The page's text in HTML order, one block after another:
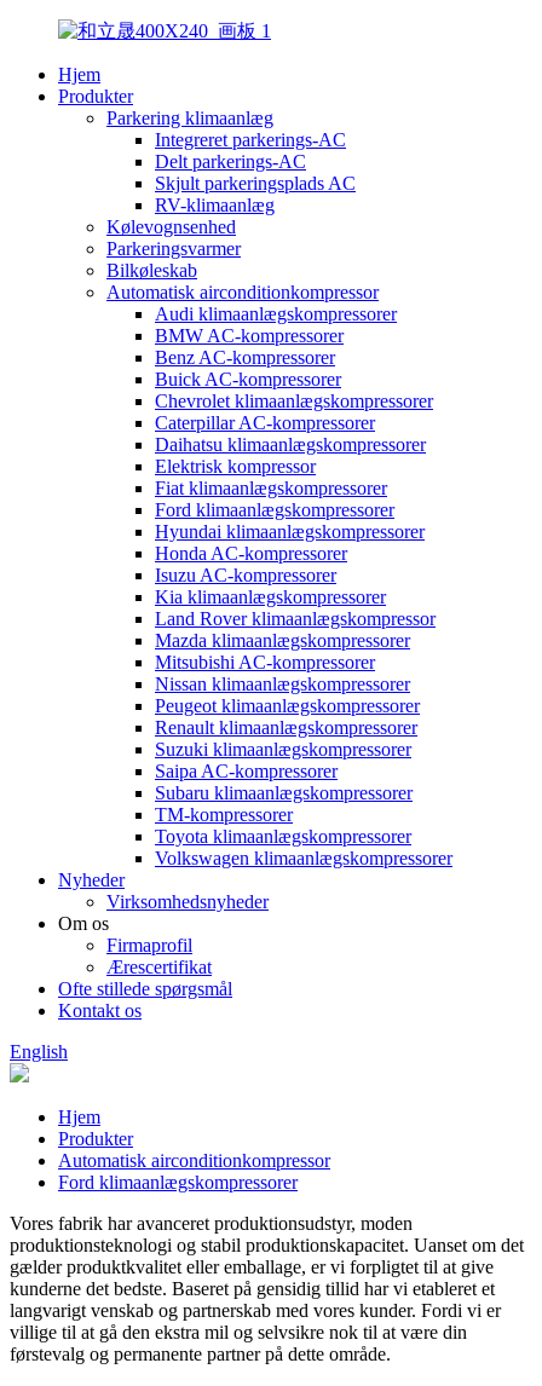
Hjem
Produkter
Parkering klimaanlæg
Integreret parkerings-AC
Delt parkerings-AC
Skjult parkeringsplads AC
RV-klimaanlæg
Kølevognsenhed
Parkeringsvarmer
Bilkøleskab
Automatisk airconditionkompressor
Audi klimaanlægskompressorer
BMW AC-kompressorer
Benz AC-kompressorer
Buick AC-kompressorer
Chevrolet klimaanlægskompressorer
Caterpillar AC-kompressorer
Daihatsu klimaanlægskompressorer
Elektrisk kompressor
Fiat klimaanlægskompressorer
Ford klimaanlægskompressorer
Hyundai klimaanlægskompressorer
Honda AC-kompressorer
Isuzu AC-kompressorer
Kia klimaanlægskompressorer
Land Rover klimaanlægskompressor
Mazda klimaanlægskompressorer
Mitsubishi AC-kompressorer
Nissan klimaanlægskompressorer
Peugeot klimaanlægskompressorer
Renault klimaanlægskompressorer
Suzuki klimaanlægskompressorer
Saipa AC-kompressorer
Subaru klimaanlægskompressorer
TM-kompressorer
Toyota klimaanlægskompressorer
Volkswagen klimaanlægskompressorer
Nyheder
Virksomhedsnyheder
Om os
Firmaprofil
Ærescertifikat
Ofte stillede spørgsmål
Kontakt os
English
Hjem
Produkter
Automatisk airconditionkompressor
Ford klimaanlægskompressorer
Vores fabrik har avanceret produktionsudstyr, moden
produktionsteknologi og stabil produktionskapacitet. Uanset om det
gælder produktkvalitet eller emballage, er vi forpligtet til at give
kunderne det bedste. Baseret på gensidig tillid har vi etableret et
langvarigt venskab og partnerskab med vores kunder. Fordi vi er
villige til at gå den ekstra mil og selvsikre nok til at være din
førstevalg og permanente partner på dette område.